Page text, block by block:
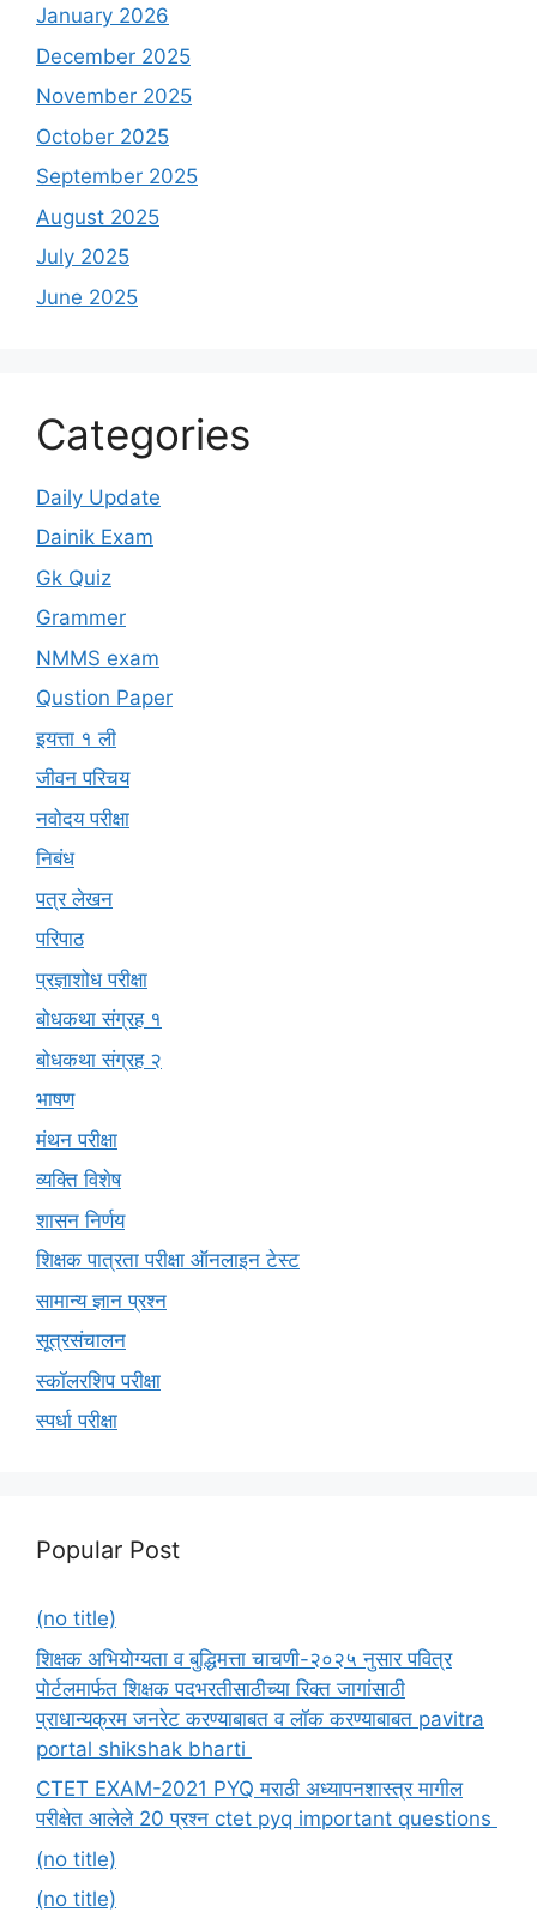
January 2026
December 2025
November 2025
October 2025
September 2025
August 2025
July 2025
June 2025
Categories
Daily Update
Dainik Exam
Gk Quiz
Grammer
NMMS exam
Qustion Paper
इयत्ता १ ली
जीवन परिचय
नवोदय परीक्षा
निबंध
पत्र लेखन
परिपाठ
प्रज्ञाशोध परीक्षा
बोधकथा संग्रह १
बोधकथा संग्रह २
भाषण
मंथन परीक्षा
व्यक्ति विशेष
शासन निर्णय
शिक्षक पात्रता परीक्षा ऑनलाइन टेस्ट
सामान्य ज्ञान प्रश्न
सूत्रसंचालन
स्कॉलरशिप परीक्षा
स्पर्धा परीक्षा
Popular Post
(no title)
शिक्षक अभियोग्यता व बुद्धिमत्ता चाचणी-२०२५ नुसार पवित्र
पोर्टलमार्फत शिक्षक पदभरतीसाठीच्या रिक्त जागांसाठी
प्राधान्यक्रम जनरेट करण्याबाबत व लॉक करण्याबाबत pavitra
portal shikshak bharti
CTET EXAM-2021 PYQ मराठी अध्यापनशास्त्र मागील
परीक्षेत आलेले 20 प्रश्न ctet pyq important questions
(no title)
(no title)